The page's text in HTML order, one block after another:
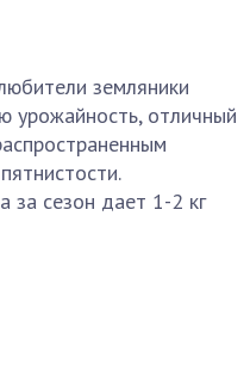
земляники
урожайность, отличный
за сезон дает 1-2 кг